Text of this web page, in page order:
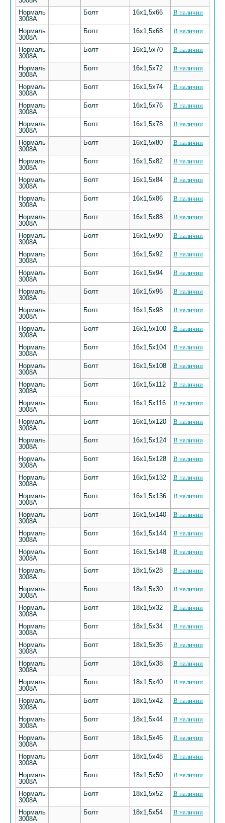
Нормаль
3008А
Болт 16х1,5х66 В наличии
Нормаль
3008А
Болт 16х1,5х68 В наличии
Нормаль
3008А
Болт 16х1,5х70 В наличии
Нормаль
3008А
Болт 16х1,5х72 В наличии
Нормаль
3008А
Болт 16х1,5х74 В наличии
Нормаль
3008А
Болт 16х1,5х76 В наличии
Нормаль
3008А
Болт 16х1,5х78 В наличии
Нормаль
3008А
Болт 16х1,5х80 В наличии
Нормаль
3008А
Болт 16х1,5х82 В наличии
Нормаль
3008А
Болт 16х1,5х84 В наличии
Нормаль
3008А
Болт 16х1,5х86 В наличии
Нормаль
3008А
Болт 16х1,5х88 В наличии
Нормаль
3008А
Болт 16х1,5х90 В наличии
Нормаль
3008А
Болт 16х1,5х92 В наличии
Нормаль
3008А
Болт 16х1,5х94 В наличии
Нормаль
3008А
Болт 16х1,5х96 В наличии
Нормаль
3008А
Болт 16х1,5х98 В наличии
Нормаль
3008А
Болт 16х1,5х100 В наличии
Нормаль
3008А
Болт 16х1,5х104 В наличии
Нормаль
3008А
Болт 16х1,5х108 В наличии
Нормаль
3008А
Болт 16х1,5х112 В наличии
Нормаль
3008А
Болт 16х1,5х116 В наличии
Нормаль
3008А
Болт 16х1,5х120 В наличии
Нормаль
3008А
Болт 16х1,5х124 В наличии
Нормаль
3008А
Болт 16х1,5х128 В наличии
Нормаль
3008А
Болт 16х1,5х132 В наличии
Нормаль
3008А
Болт 16х1,5х136 В наличии
Нормаль
3008А
Болт 16х1,5х140 В наличии
Нормаль
3008А
Болт 16х1,5х144 В наличии
Нормаль
3008А
Болт 16х1,5х148 В наличии
Нормаль
3008А
Болт 18х1,5х28 В наличии
Нормаль
3008А
Болт 18х1,5х30 В наличии
Нормаль
3008А
Болт 18х1,5х32 В наличии
Нормаль
3008А
Болт 18х1,5х34 В наличии
Нормаль
3008А
Болт 18х1,5х36 В наличии
Нормаль
3008А
Болт 18х1,5х38 В наличии
Нормаль
3008А
Болт 18х1,5х40 В наличии
Нормаль
3008А
Болт 18х1,5х42 В наличии
Нормаль
3008А
Болт 18х1,5х44 В наличии
Нормаль
3008А
Болт 18х1,5х46 В наличии
Нормаль
3008А
Болт 18х1,5х48 В наличии
Нормаль
3008А
Болт 18х1,5х50 В наличии
Нормаль
3008А
Болт 18х1,5х52 В наличии
Нормаль
3008А
Болт 18х1,5х54 В наличии